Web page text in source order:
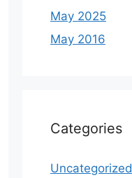
May 2025
May 2016
Categories
Uncategorized